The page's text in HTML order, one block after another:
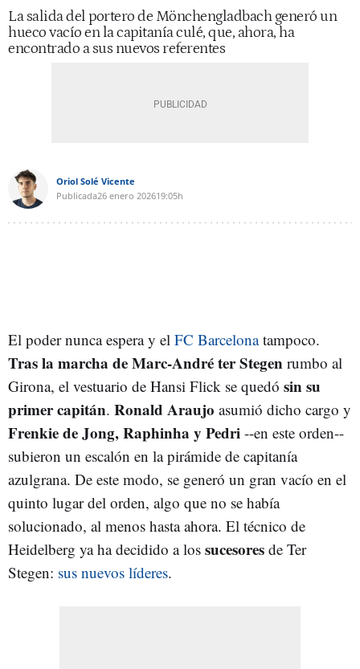
La salida del portero de Mönchengladbach generó un
hueco vacío en la capitanía culé, que, ahora, ha
encontrado a sus nuevos referentes
Oriol Solé Vicente
Publicada26 enero 202619:05h
El poder nunca espera y el FC Barcelonatampoco.
Tras la marcha de Marc-André ter Stegen rumbo al
Girona, el vestuario de Hansi Flick se quedó sin su
primer capitán. Ronald Araujo asumió dicho cargo y
Frenkie de Jong, Raphinha y Pedri --en este orden--
subieron un escalón en la pirámide de capitanía
azulgrana. De este modo, se generó un gran vacío en el
quinto lugar del orden, algo que no se había
solucionado, al menos hasta ahora. El técnico de
Heidelberg ya ha decidido a los sucesores de Ter
Stegen: sus nuevos líderes.